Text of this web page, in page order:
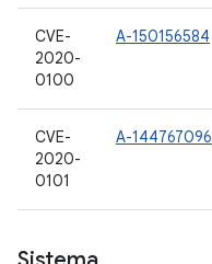
CVE-
2020-
0100
A-150156584
CVE-
2020-
0101
A-144767096